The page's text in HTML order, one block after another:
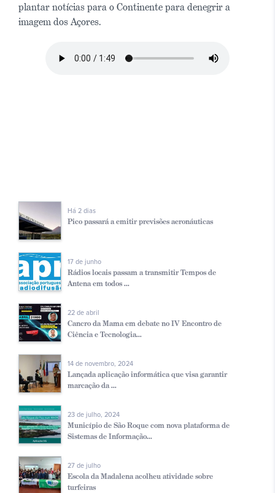
plantar notícias para o Continente para denegrir a
imagem dos Açores.
Há 2 dias
Pico passará a emitir previsões aeronáuticas
17 de junho
Rádios locais passam a transmitir Tempos de
Antena em todos ...
22 de abril
Cancro da Mama em debate no IV Encontro de
Ciência e Tecnologia...
14 de novembro, 2024
Lançada aplicação informática que visa garantir
marcação da ...
23 de julho, 2024
Município de São Roque com nova plataforma de
Sistemas de Informação...
27 de julho
Escola da Madalena acolheu atividade sobre
turfeiras